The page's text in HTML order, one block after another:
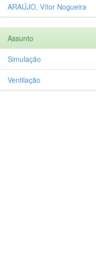
ARAÚJO, Vítor Nogueira
Assunto
Simulação
Ventilação